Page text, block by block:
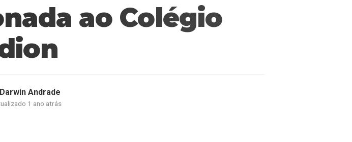
ao Colégio
Darwin Andrade
1 ano atrás